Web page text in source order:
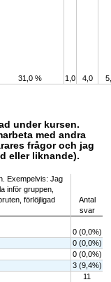
31,0 % 1,0 4,0
under kursen.
med andra
frågor och jag
eller liknande).
Exempelvis: Jag
inför gruppen,
förlöjligad
Antal
svar
0 (0,0%)
0 (0,0%)
0 (0,0%)
3 (9,4%)
11